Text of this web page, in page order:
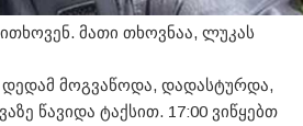
მათი თხოვნაა, ლუკას
მოგვაწოდა, დადასტურდა,
წავიდა ტაქსით. 17:00 ვიწყებთ